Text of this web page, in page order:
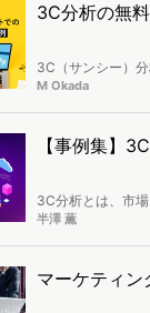
3C分析の無
3C（サンシー）
ークです。テンプ
ため、3C分析を
M Okada
【事例集】
3C分析とは、市
かし、「具体的に
析にお困りの方は
半澤 薫
マーケティ